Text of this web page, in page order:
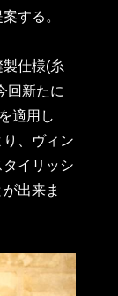
する。
仕様(糸
回新たに
適用し
、ヴィン
イリッシ
出来ま